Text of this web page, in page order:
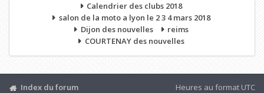
Calendrier des clubs 2018
salon de la moto a lyon le 2 3 4 mars 2018
Dijon des nouvelles
reims
COURTENAY des nouvelles
Index du forum Heures au format UTC